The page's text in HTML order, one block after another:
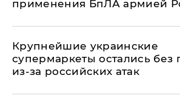
применения БпЛА армией
Крупнейшие украинские
супермаркеты остались без
из-за российских атак